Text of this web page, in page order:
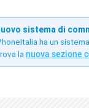
sistema di
ha un
la nuova sezione